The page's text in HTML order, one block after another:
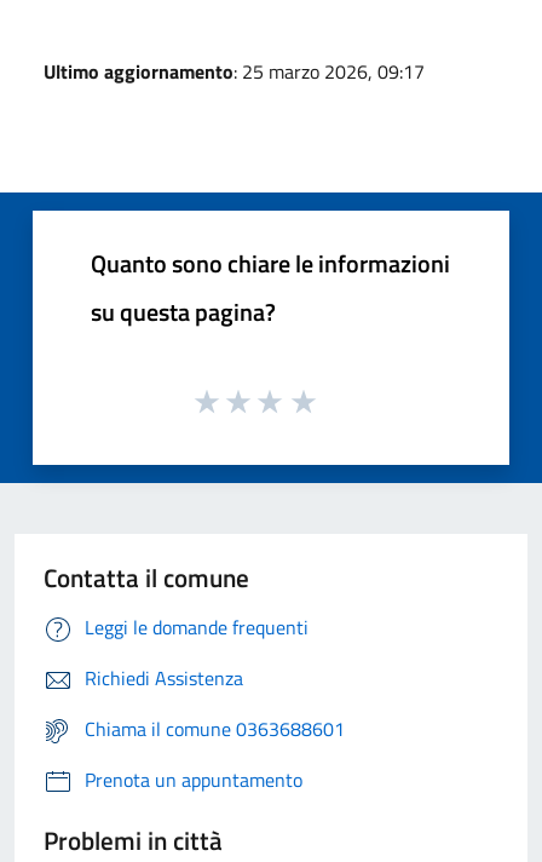
Ultimo aggiornamento: 25 marzo 2026, 09:17
Quanto sono chiare le informazioni
su questa pagina?
Contatta il comune
Leggi le domande frequenti
Richiedi Assistenza
Chiama il comune 0363688601
Prenota un appuntamento
Problemi in città